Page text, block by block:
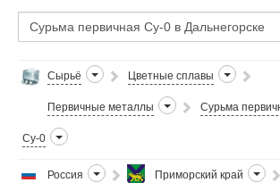
Сырьё Цветные сплавы
Первичные металлы Сурьма
Су-0
Россия Приморский край